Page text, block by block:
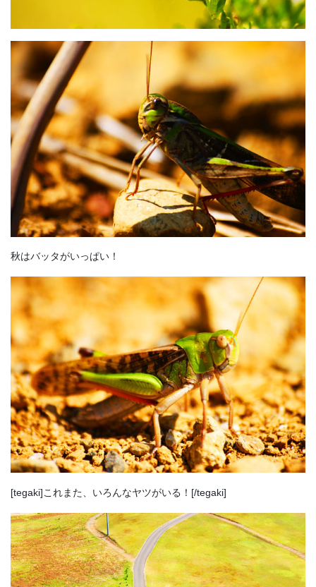
秋はバッタがいっぱい！
[tegaki]これまた、いろんなヤツがいる！[/tegaki]